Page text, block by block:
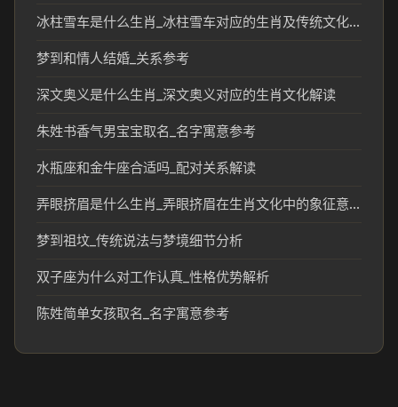
冰柱雪车是什么生肖_冰柱雪车对应的生肖及传统文化解析
梦到和情人结婚_关系参考
深文奥义是什么生肖_深文奥义对应的生肖文化解读
朱姓书香气男宝宝取名_名字寓意参考
水瓶座和金牛座合适吗_配对关系解读
弄眼挤眉是什么生肖_弄眼挤眉在生肖文化中的象征意义
梦到祖坟_传统说法与梦境细节分析
双子座为什么对工作认真_性格优势解析
陈姓简单女孩取名_名字寓意参考